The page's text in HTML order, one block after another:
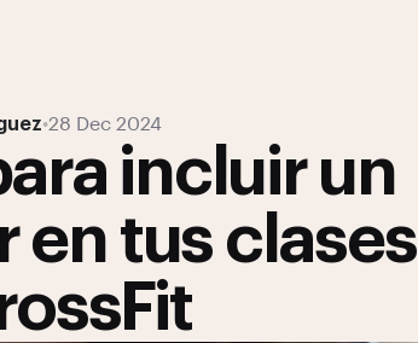
•28 Dec 2024
incluir un
en tus clases